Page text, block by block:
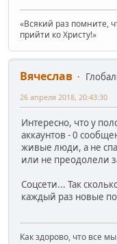
«Всякий раз помните,
прийти ко Христу!»
Вячеслав
26 апреля 2018, 20:43:30
Интересно, что у
аккаунтов - 0
живые люди, а не
или не преодолели
Соцсети... Так
каждый раз новые
Как здорово, что все